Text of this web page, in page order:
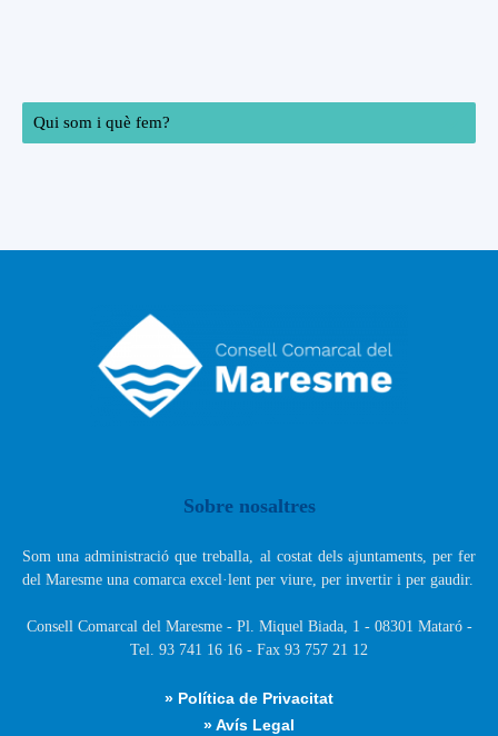
Qui som i què fem?
Sobre nosaltres
Som una administració que treballa, al costat dels ajuntaments, per fer
del Maresme una comarca excel·lent per viure, per invertir i per gaudir.
Consell Comarcal del Maresme - Pl. Miquel Biada, 1 - 08301 Mataró -
Tel. 93 741 16 16 - Fax 93 757 21 12
» Política de Privacitat
» Avís Legal